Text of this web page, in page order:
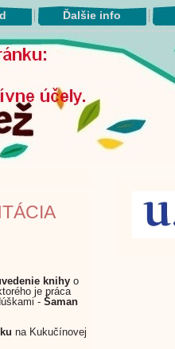
Ďalšie info
knihy o
je práca
- Šaman
na Kukučínovej